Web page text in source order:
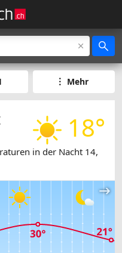
Mehr
18°
in der Nacht 14,